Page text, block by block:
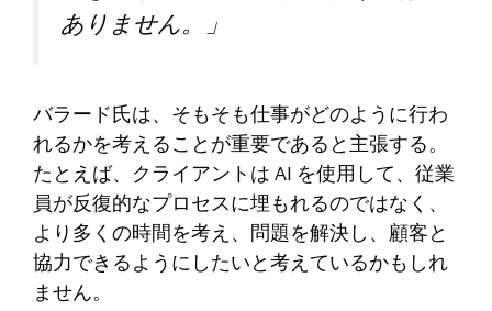
ありません。」
バラード氏は、そもそも仕事がどのように行わ
れるかを考えることが重要であると主張する。
たとえば、クライアントは AI を使用して、従業
員が反復的なプロセスに埋もれるのではなく、
より多くの時間を考え、問題を解決し、顧客と
協力できるようにしたいと考えているかもしれ
ません。